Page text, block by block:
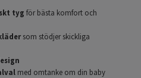
tyg för bästa komfort och
som stödjer skickliga
med omtanke om din baby